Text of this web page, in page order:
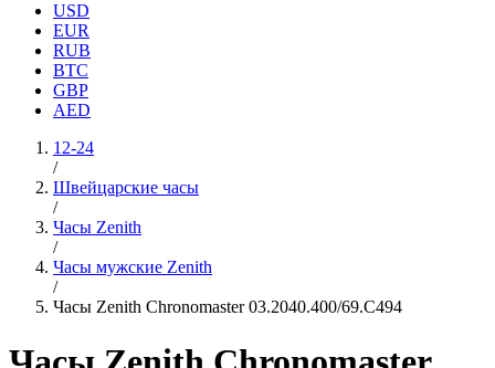
USD
EUR
RUB
BTC
GBP
AED
12-24
/
Швейцарские часы
/
Часы Zenith
/
Часы мужские Zenith
/
Часы Zenith Chronomaster 03.2040.400/69.C494